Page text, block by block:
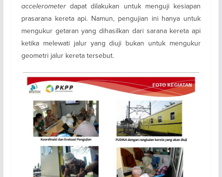
accelerometerdapat dilakukan untuk menguji kesiapan
prasarana kereta api. Namun, pengujian ini hanya untuk
mengukur getaran yang dihasilkan dari sarana kereta api
ketika melewati jalur yang diuji bukan untuk mengukur
geometri jalur kereta tersebut.